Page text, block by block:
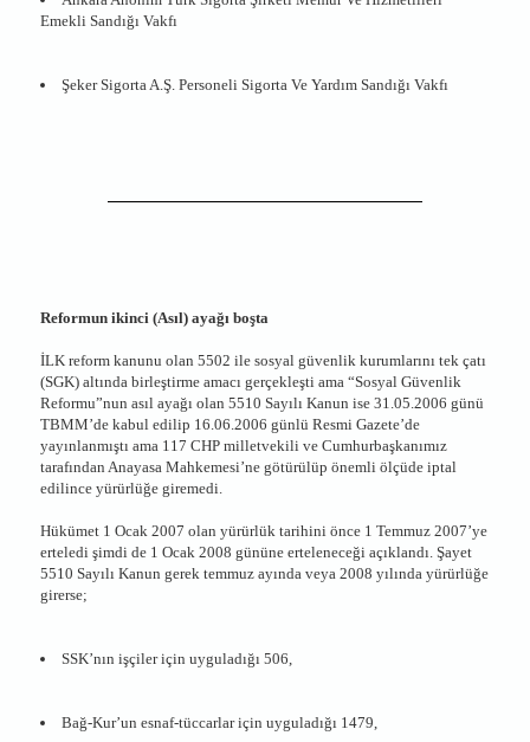
Emekli Sandığı Vakfı
Şeker Sigorta A.Ş. Personeli Sigorta Ve Yardım Sandığı Vakfı
Reformun ikinci (Asıl) ayağı boşta
İLK reform kanunu olan 5502 ile sosyal güvenlik kurumlarını tek çatı
(SGK) altında birleştirme amacı gerçekleşti ama “Sosyal Güvenlik
Reformu”nun asıl ayağı olan 5510 Sayılı Kanun ise 31.05.2006 günü
TBMM’de kabul edilip 16.06.2006 günlü Resmi Gazete’de
yayınlanmıştı ama 117 CHP milletvekili ve Cumhurbaşkanımız
tarafından Anayasa Mahkemesi’ne götürülüp önemli ölçüde iptal
edilince yürürlüğe giremedi.
Hükümet 1 Ocak 2007 olan yürürlük tarihini önce 1 Temmuz 2007’ye
erteledi şimdi de 1 Ocak 2008 gününe erteleneceği açıklandı. Şayet
5510 Sayılı Kanun gerek temmuz ayında veya 2008 yılında yürürlüğe
girerse;
SSK’nın işçiler için uyguladığı 506,
Bağ-Kur’un esnaf-tüccarlar için uyguladığı 1479,